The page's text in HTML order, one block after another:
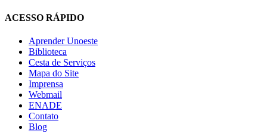
ACESSO RÁPIDO
Aprender Unoeste
Biblioteca
Cesta de Serviços
Mapa do Site
Imprensa
Webmail
ENADE
Contato
Blog